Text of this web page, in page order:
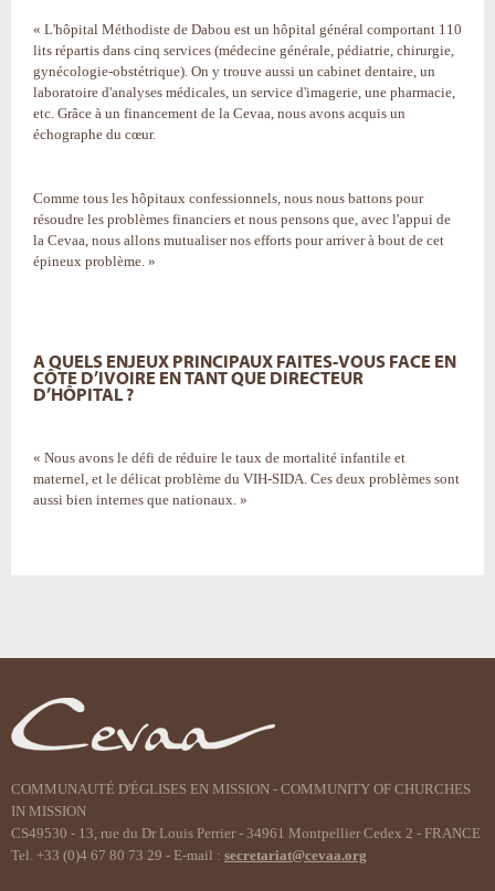
« L'hôpital Méthodiste de Dabou est un hôpital général comportant 110
lits répartis dans cinq services (médecine générale, pédiatrie, chirurgie,
gynécologie-obstétrique). On y trouve aussi un cabinet dentaire, un
laboratoire d'analyses médicales, un service d'imagerie, une pharmacie,
etc. Grâce à un financement de la Cevaa, nous avons acquis un
échographe du cœur.
Comme tous les hôpitaux confessionnels, nous nous battons pour
résoudre les problèmes financiers et nous pensons que, avec l'appui de
la Cevaa, nous allons mutualiser nos efforts pour arriver à bout de cet
épineux problème. »
A QUELS ENJEUX PRINCIPAUX FAITES-VOUS FACE EN
CÔTE D’IVOIRE EN TANT QUE DIRECTEUR
D’HÔPITAL ?
« Nous avons le défi de réduire le taux de mortalité infantile et
maternel, et le délicat problème du VIH-SIDA. Ces deux problèmes sont
aussi bien internes que nationaux. »
document
COMMUNAUTÉ D'ÉGLISES EN MISSION - COMMUNITY OF CHURCHES
IN MISSION
CS49530 - 13, rue du Dr Louis Perrier - 34961 Montpellier Cedex 2 - FRANCE
Tel. +33 (0)4 67 80 73 29 - E-mail : secretariat@cevaa.org